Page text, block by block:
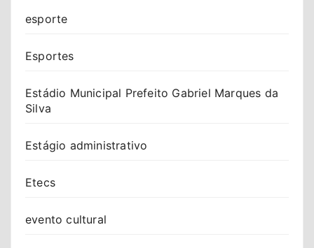
esporte
Esportes
Estádio Municipal Prefeito Gabriel Marques da
Silva
Estágio administrativo
Etecs
evento cultural